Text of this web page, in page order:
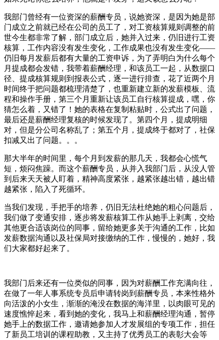
我部门曾经有一位资深的薪酬专员，说她资深，是因为她是部
门成立之前就已经在公司的员工了，对工资核算规则调整的前
世今生都非常了解，部门成立后，她并入过来，仍旧进行工资
核算，工作内容没有发生变化，工作成果也没有发生变化——
仍旧每月发薪后都有大量的工资申诉，为了弄明白为什么每个
月提成都会发错，我带着薪酬经理，和该员工一起，从数据口
径、提成核算规则到报表公式，逐一进行排查，花了近两个月
时间终于把问题都梳理清楚了，也重新建立新的发薪模板、流
程和操作手册，第三个月重新让该员工自行核算提成，嘿，你
猜怎么着，又错了！她的表格在复制粘贴时，公式出了问题，
最后还是薪酬经理复核的时候发现了。第四个月，提成明细
对，但是分公司名称乱了；第五个月，提成终于都对了，社保
扣减又出了问题。。。
那大半年的时间里，每个月到发薪的那几天，我都会心慌气
短，烦闷焦躁。而这个薪酬专员，从并入我部门后，从没人管
到后来天天被人盯着，精神高度紧张，越紧张越出错，越出错
越紧张，陷入了死循环。
当我们发现，手把手的培养，仍旧无法杜绝她的粗心问题后，
我们做了变通安排，逐步将发薪核算工作从她手上剥离，交给
其他更合适该岗位的同事，留给她更多关于沟通的工作，比如
发薪数据沟通以及社保局对接缴纳的工作，慢慢的，她好，我
们大家都好起来了。
我部门后来还有一位类似的同事，因为对薪酬工作充满向往，
在做了一年人事系统专员后申请转岗到薪酬专员，本来性格外
向活泼的小女生，渐渐的淹没在数据的海洋里，以肉眼可见的
速度憔悴起来，看到她的变化，我马上和薪酬经理沟通，暂停
她手上的数据工作，邀请她参加人才发展组的专项工作，担任
了新员工培训的课程助教，又主持了优秀员工的表彰大会等